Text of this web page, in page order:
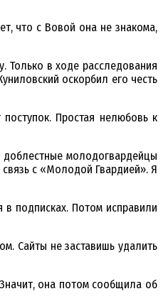
что с Вовой она не знакома,
Только в ходе расследования
оскорбил его честь
Простая нелюбовь к
молодогвардейцы
с «Молодой Гвардией». Я
подписках. Потом исправили
Сайты не заставишь удалить
она потом сообщила об